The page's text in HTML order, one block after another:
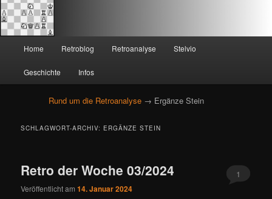
Zum
primären
Inhalt
springen
Zum
sekundären
Inhalt
springen
Home Retroblog Retroanalyse Stelvio
Geschichte Infos
Rund um die Retroanalyse → Ergänze Stein
SCHLAGWORT-ARCHIV: ERGÄNZE STEIN
Retro der Woche 03/2024
Veröffentlicht am14. Januar 2024
1